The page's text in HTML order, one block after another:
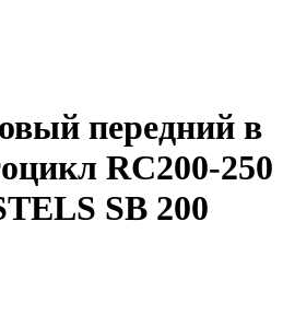
передний в
RC200-250
SB 200